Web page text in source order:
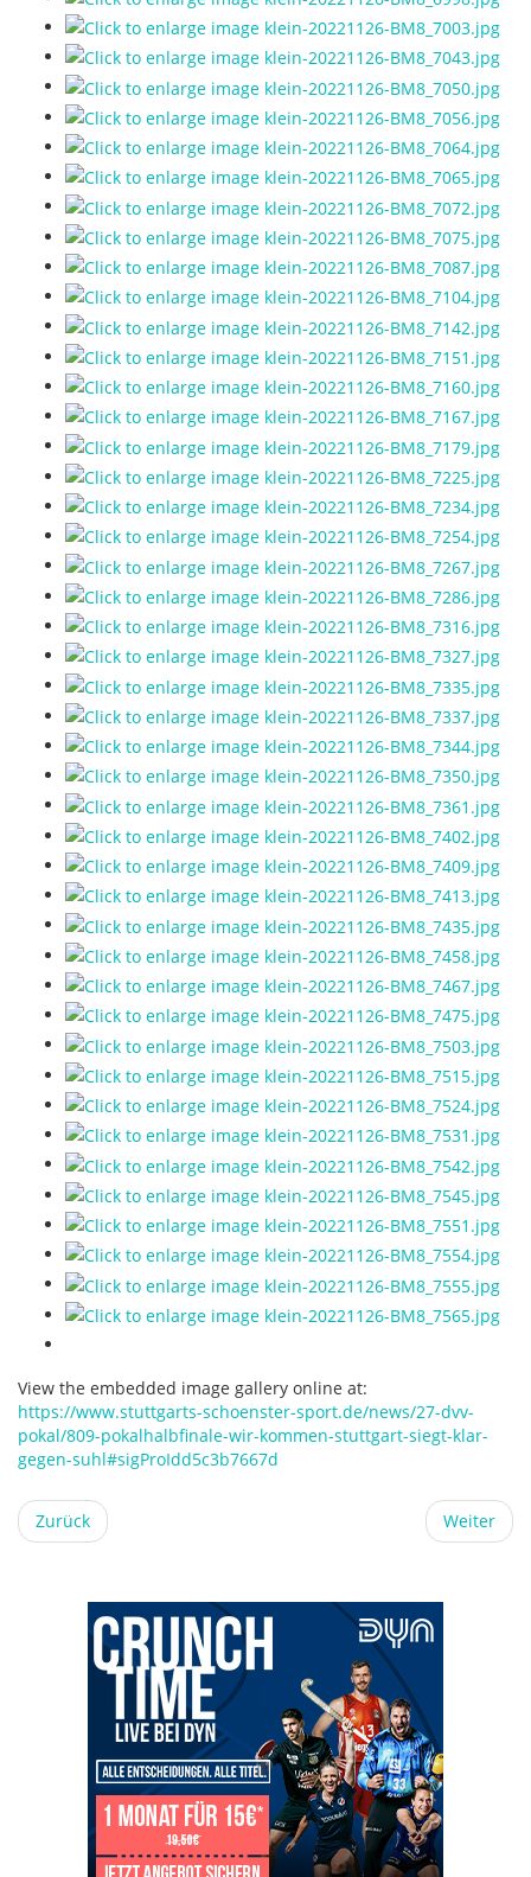
View the embedded image gallery online at:
https://www.stuttgarts-schoenster-sport.de/news/27-dvv-
pokal/809-pokalhalbfinale-wir-kommen-stuttgart-siegt-klar-
gegen-suhl#sigProIdd5c3b7667d
Zurück Weiter